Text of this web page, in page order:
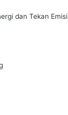
dan Tekan Emisi